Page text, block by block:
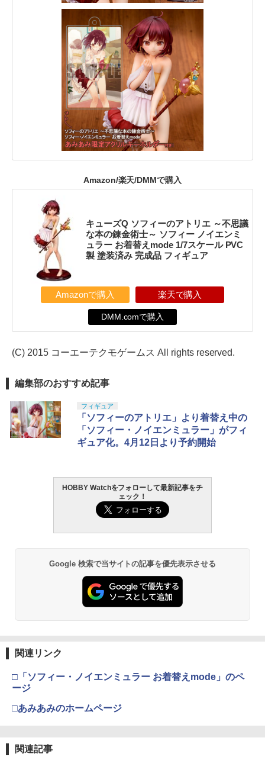
Amazon/楽天/DMMで購入
キューズQ ソフィーのアトリエ ～不思議
な本の錬金術士～ ソフィー ノイエンミ
ュラー お着替えmode 1/7スケール PVC
製 塗装済み 完成品 フィギュア
Amazonで購入 楽天で購入
DMM.comで購入
(C) 2015 コーエーテクモゲームス All rights reserved.
編集部のおすすめ記事
フィギュア
「ソフィーのアトリエ」より着替え中の
「ソフィー・ノイエンミュラー」がフィ
ギュア化。4月12日より予約開始
HOBBY Watchをフォローして最新記事をチ
ェック！
Google 検索で当サイトの記事を優先表示させる
関連リンク
□「ソフィー・ノイエンミュラー お着替えmode」のペ
ージ
□あみあみのホームページ
関連記事